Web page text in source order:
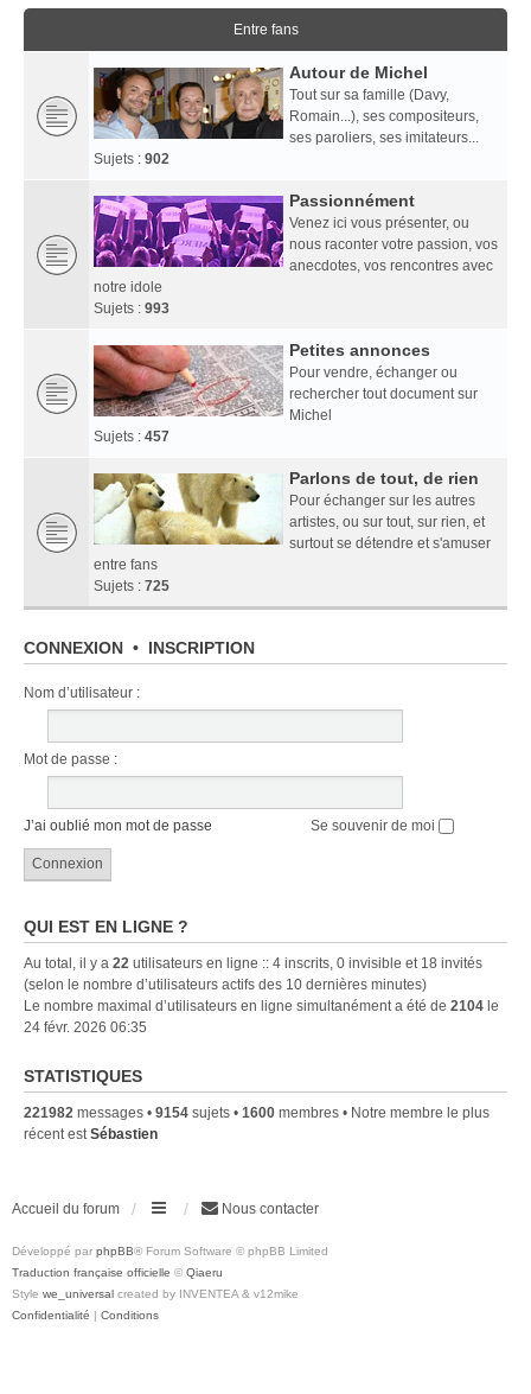
Entre fans
Autour de Michel
Tout sur sa famille (Davy,
Romain...), ses compositeurs,
ses paroliers, ses imitateurs...
Sujets : 902
Passionnément
Venez ici vous présenter, ou
nous raconter votre passion, vos
anecdotes, vos rencontres avec
notre idole
Sujets : 993
Petites annonces
Pour vendre, échanger ou
rechercher tout document sur
Michel
Sujets : 457
Parlons de tout, de rien
Pour échanger sur les autres
artistes, ou sur tout, sur rien, et
surtout se détendre et s'amuser
entre fans
Sujets : 725
CONNEXION • INSCRIPTION
Nom d’utilisateur :
Mot de passe :
J’ai oublié mon mot de passe Se souvenir de moi
QUI EST EN LIGNE ?
Au total, il y a 22 utilisateurs en ligne :: 4 inscrits, 0 invisible et 18 invités
(selon le nombre d’utilisateurs actifs des 10 dernières minutes)
Le nombre maximal d’utilisateurs en ligne simultanément a été de 2104 le
24 févr. 2026 06:35
STATISTIQUES
221982 messages • 9154 sujets • 1600 membres • Notre membre le plus
récent estSébastien
Accueil du forum Nous contacter
Développé par phpBB® Forum Software © phpBB Limited
Traduction française officielle © Qiaeru
Style we_universal created by INVENTEA & v12mike
Confidentialité | Conditions